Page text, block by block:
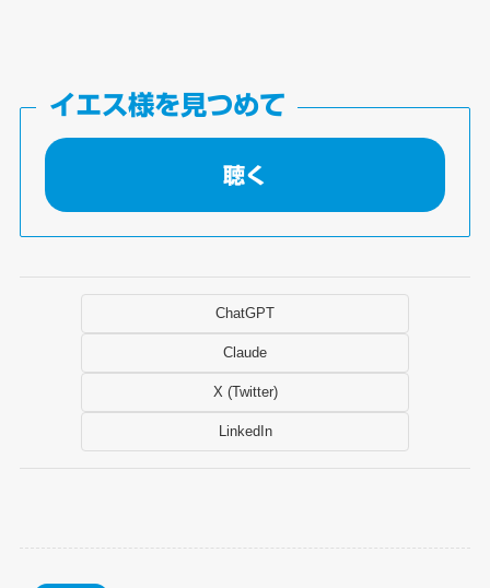
イエス様を見つめて
聴く
ChatGPT
Claude
X (Twitter)
LinkedIn